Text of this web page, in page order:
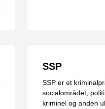
SSP
SSP er et
socialområdet,
kriminel og anden